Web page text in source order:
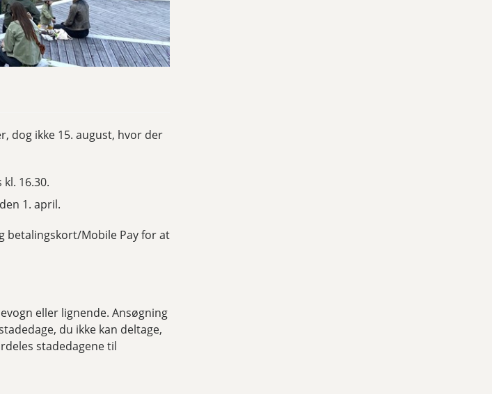
dog ikke 15. august, hvor der
16.30.
1. april.
betalingskort/Mobile Pay for at
eller lignende. Ansøgning
du ikke kan deltage,
stadedagene til